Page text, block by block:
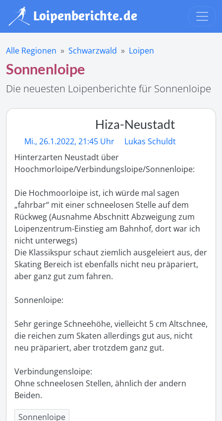
Alle Regionen Schwarzwald Loipen
Sonnenloipe
Die neuesten Loipenberichte für Sonnenloipe
Hiza-Neustadt
Mi., 26.1.2022, 21:45 Uhr
Lukas Schuldt
Hinterzarten Neustadt über
Hoochmorloipe/Verbindungsloipe/Sonnenloipe:
Die Hochmoorloipe ist, ich würde mal sagen
„fahrbar“ mit einer schneelosen Stelle auf dem
Rückweg (Ausnahme Abschnitt Abzweigung zum
Loipenzentrum-Einstieg am Bahnhof, dort war ich
nicht unterwegs)
Die Klassikspur schaut ziemlich ausgeleiert aus, der
Skating Bereich ist ebenfalls nicht neu präpariert,
aber ganz gut zum fahren.
Sonnenloipe:
Sehr geringe Schneehöhe, vielleicht 5 cm Altschnee,
die reichen zum Skaten allerdings gut aus, nicht
neu präpariert, aber trotzdem ganz gut.
Verbindungensloipe:
Ohne schneelosen Stellen, ähnlich der andern
Beiden.
Sonnenloipe